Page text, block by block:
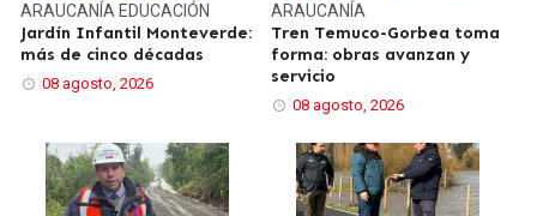
ARAUCANÍA EDUCACIÓN
Jardín Infantil Monteverde:
más de cinco décadas
08 agosto, 2026
ARAUCANÍA
Tren Temuco-Gorbea toma
forma: obras avanzan y
servicio
08 agosto, 2026